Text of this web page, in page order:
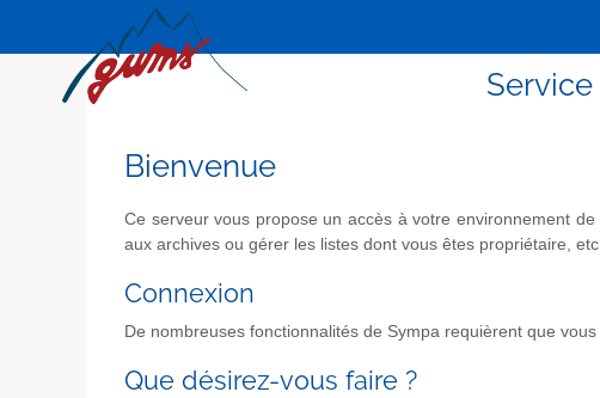
Bienvenue
Ce serveur vous propose un accès à votre environnement
aux archives ou gérer les listes dont vous êtes propriétaire, etc.
Connexion
De nombreuses fonctionnalités de Sympa requièrent que
Que désirez-vous faire ?